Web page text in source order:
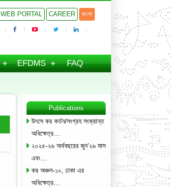
WEB PORTAL CAREER বাংলা
EFDMS FAQ
Publications
উৎসে কর কর্তন/সংগ্রহ সংক্রান্ত
অধিক্ষেত্র…
২০২৫-২৬ অর্থবছরের জুন’২৬ মাস
এবং…
কর অঞ্চল-১০, ঢাকা এর
অধিক্ষেত্র…